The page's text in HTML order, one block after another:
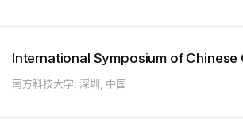
International Symposium of Chinese
南方科技大学, 深圳, 中国